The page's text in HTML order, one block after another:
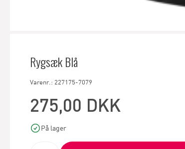
Rygsæk Blå
Varenr.: 227175-7079
275,00 DKK
På lager